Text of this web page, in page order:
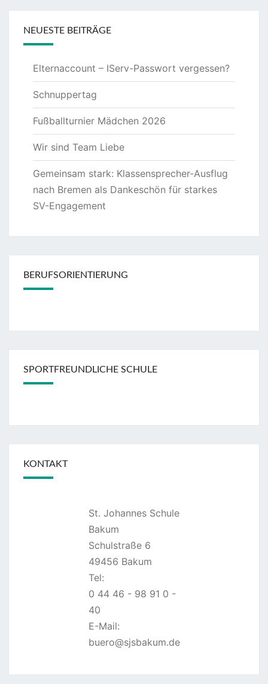
NEUESTE BEITRÄGE
Elternaccount – IServ-Passwort vergessen?
Schnuppertag
Fußballturnier Mädchen 2026
Wir sind Team Liebe
Gemeinsam stark: Klassensprecher-Ausflug
nach Bremen als Dankeschön für starkes
SV-Engagement
BERUFSORIENTIERUNG
SPORTFREUNDLICHE SCHULE
KONTAKT
St. Johannes Schule
Bakum
Schulstraße 6
49456 Bakum
Tel:
0 44 46 - 98 91 0 -
40
E-Mail:
buero@sjsbakum.de